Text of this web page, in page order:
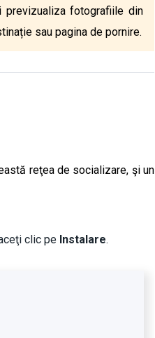
previzualiza fotografiile din
sau pagina de pornire.
reţea de socializare, şi un
clic pe Instalare.